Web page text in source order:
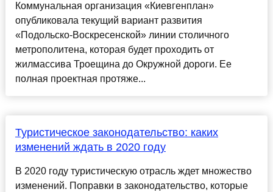
Коммунальная организация «Киевгенплан»
опубликовала текущий вариант развития
«Подольско-Воскресенской» линии столичного
метрополитена, которая будет проходить от
жилмассива Троещина до Окружной дороги. Ее
полная проектная протяже...
Туристическое законодательство: каких
изменений ждать в 2020 году
В 2020 году туристическую отрасль ждет множество
изменений. Поправки в законодательство, которые